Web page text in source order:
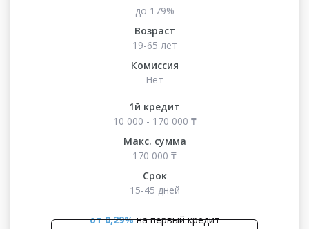
до 179%
Возраст
19-65 лет
Комиссия
Нет
1й кредит
10 000 - 170 000 ₸
Макс. сумма
170 000 ₸
Срок
15-45 дней
от 0,29%на первый кредит